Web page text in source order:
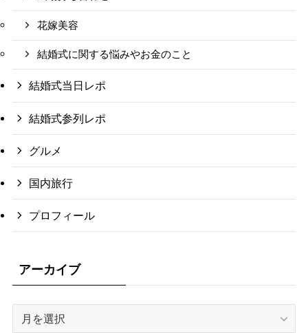
花嫁美容
結婚式に関する悩みやお金のこと
結婚式当日レポ
結婚式参列レポ
グルメ
国内旅行
プロフィール
アーカイブ